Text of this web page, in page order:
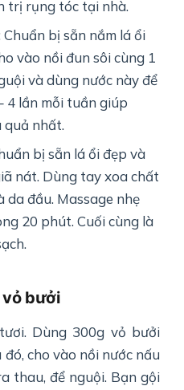
trị rụng tóc tại nhà.
bị sẵn nắm lá ổi
vào nồi đun sôi cùng 1
và dùng nước này để
4 lần mỗi tuần giúp
quả nhất.
bị sẵn lá ổi đẹp và
nát. Dùng tay xoa chất
da đầu. Massage nhẹ
20 phút. Cuối cùng là
vỏ bưởi
Dùng 300g vỏ bưởi
cho vào nồi nước nấu
thau, để nguội. Bạn gội